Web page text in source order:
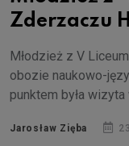
Zderzaczu
Młodzież z V
obozie naukowo-
punktem była wizyta
Jarosław Zięba